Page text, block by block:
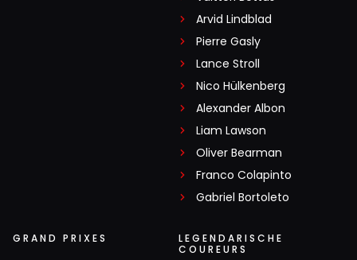
Arvid Lindblad
Pierre Gasly
Lance Stroll
Nico Hülkenberg
Alexander Albon
Liam Lawson
Oliver Bearman
Franco Colapinto
Gabriel Bortoleto
GRAND PRIXES
LEGENDARISCHE
COUREURS